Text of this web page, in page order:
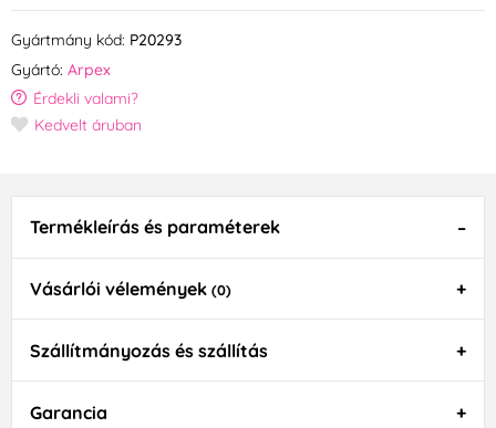
Gyártmány kód: P20293
Gyártó: Arpex
Érdekli valami?
Kedvelt áruban
Termékleírás és paraméterek
Vásárlói vélemények (0)
Szállítmányozás és szállítás
Garancia